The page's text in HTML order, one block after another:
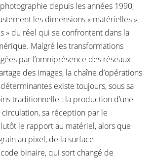
depuis les années 1990,
les dimensions « matérielles »
» du réel qui se confrontent dans la
Malgré les transformations
par l’omniprésence des réseaux
des images, la chaîne d’opérations
existe toujours, sous sa
traditionnelle : la production d’une
circulation, sa réception par le
le rapport au matériel, alors que
au pixel, de la surface
binaire, qui sort changé de